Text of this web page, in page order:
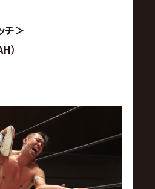
チ＞
）